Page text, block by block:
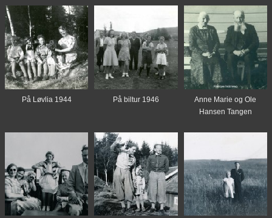
På Løvlia 1944 På biltur 1946
Anne Marie og Ole
Hansen Tangen